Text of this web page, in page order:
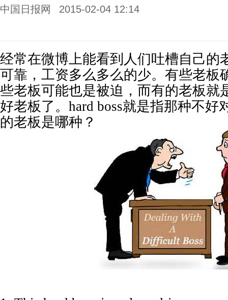
中国日报网 2015-02-04 12:14
经常在微博上能看到人们吐槽自己的
可靠，工资多么多么的少。有些老板
些老板可能也是被迫，而有的老板就
好老板了。hard boss就是指那种不好
的老板是哪种？